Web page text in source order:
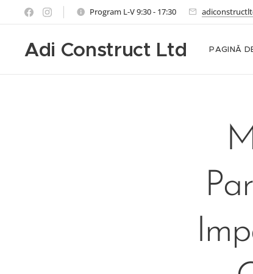
Program L-V 9:30 - 17:30
Adi Construct Ltd PAGINĂ